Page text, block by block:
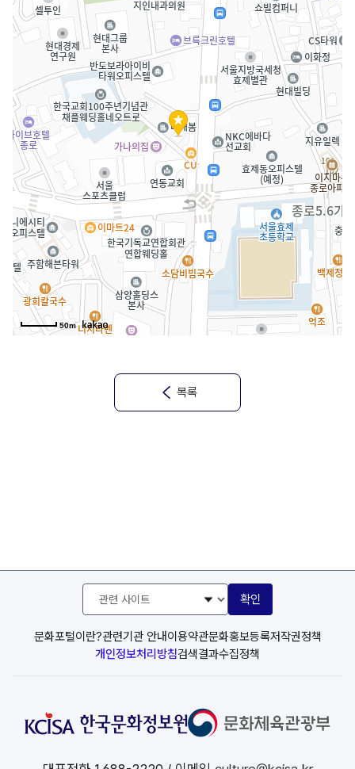
50m
목록
문화포털이란?관련기관 안내이용약관문화홍보등록저작권정책
개인정보처리방침검색결과수집정책
관
사
이
트
확인